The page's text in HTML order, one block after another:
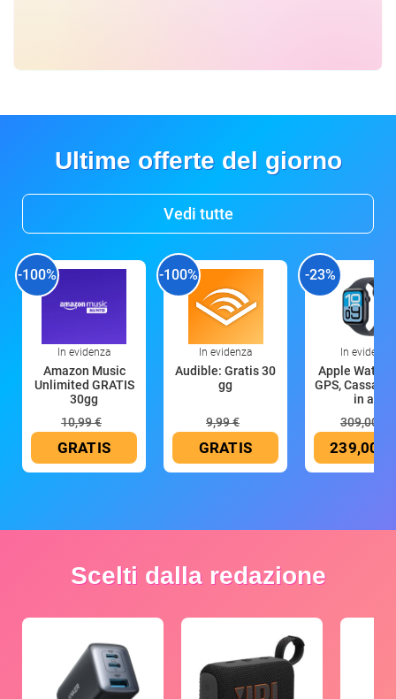
Ultime offerte del giorno
Vedi tutte
-100%
In evidenza
Amazon Music
Unlimited GRATIS
30gg
10,99 €
GRATIS
-100%
In evidenza
Audible: Gratis 30
gg
9,99 €
GRATIS
-23%
In evidenza
Apple Watch
GPS, Cassa
in all
309,00 €
239,00 €
Scelti dalla redazione